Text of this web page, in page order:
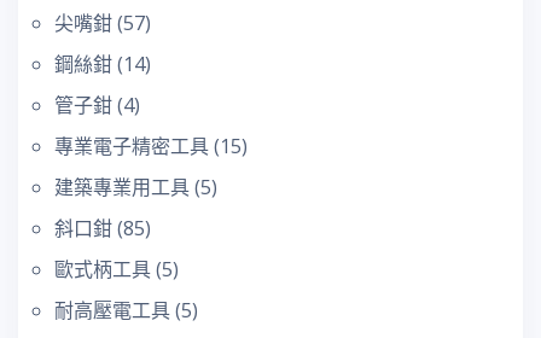
尖嘴鉗(57)
鋼絲鉗(14)
管子鉗(4)
專業電子精密工具(15)
建築專業用工具(5)
斜口鉗(85)
歐式柄工具(5)
耐高壓電工具(5)